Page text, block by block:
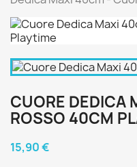
CUORE DEDICA
ROSSO 40CM
15,90 €